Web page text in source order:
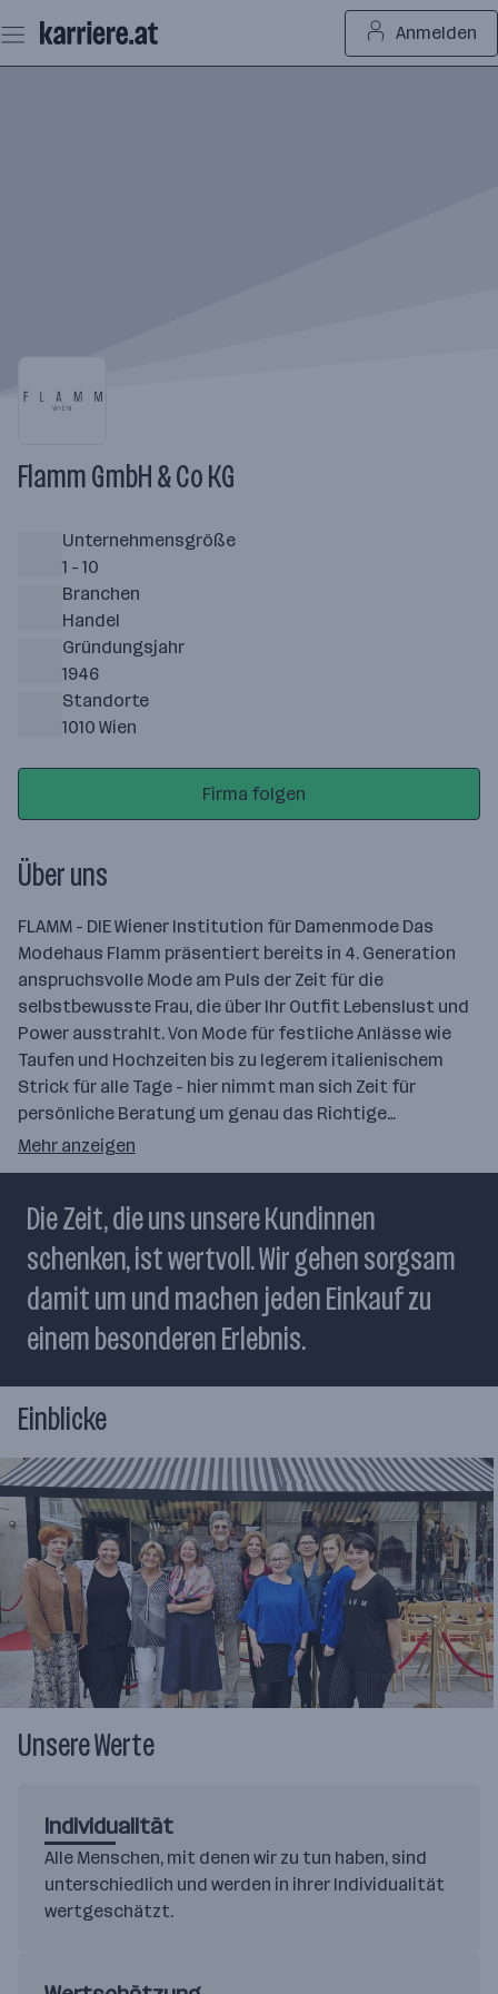
Seiteninhalt
springen
Anmelden
Flamm GmbH & Co KG
Unternehmensgröße
1 - 10
Branchen
Handel
Gründungsjahr
1946
Standorte
1010 Wien
Firma folgen
Über uns
FLAMM - DIE Wiener Institution für Damenmode Das
Modehaus Flamm präsentiert bereits in 4. Generation
anspruchsvolle Mode am Puls der Zeit für die
selbstbewusste Frau, die über Ihr Outfit Lebenslust und
Power ausstrahlt. Von Mode für festliche Anlässe wie
Taufen und Hochzeiten bis zu legerem italienischem
Strick für alle Tage - hier nimmt man sich Zeit für
persönliche Beratung um genau das Richtige…
Mehr anzeigen
Die Zeit, die uns unsere Kundinnen
schenken, ist wertvoll. Wir gehen sorgsam
damit um und machen jeden Einkauf zu
einem besonderen Erlebnis.
Einblicke
Unsere Werte
Individualität
Alle Menschen, mit denen wir zu tun haben, sind
unterschiedlich und werden in ihrer Individualität
wertgeschätzt.